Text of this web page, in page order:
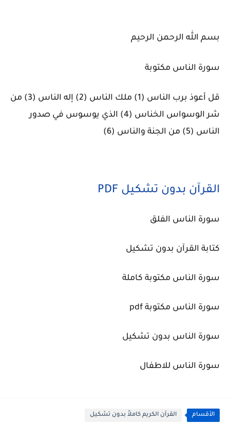
بسم الله الرحمن الرحيم
سورة الناس مكتوبة
قل أعوذ برب الناس (1) ملك الناس (2) إله الناس (3) من
شر الوسواس الخناس (4) الذي يوسوس في صدور
الناس (5) من الجنة والناس (6)
القرآن بدون تشكيل PDF
سورة الناس الفلق
كتابة القرآن بدون تشكيل
سورة الناس مكتوبة كاملة
سورة الناس مكتوبة pdf
سورة الناس بدون تشكيل
سورة الناس للاطفال
الأقسام القرآن الكريم كاملاً بدون تشكيل